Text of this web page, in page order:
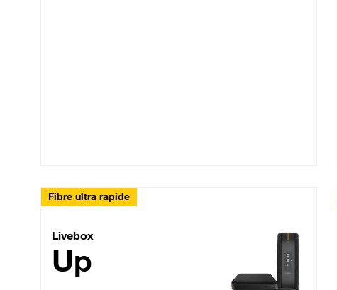
Fibre ultra rapide
Livebox Up Fibre
Livebox
Up